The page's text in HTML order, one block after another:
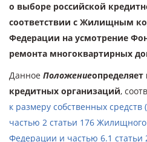
о выборе российской
соответствии с Жилищным
Федерации на усмотрение
ремонта многоквартирных
Данное Положениеопределяет
кредитных организаций,
к размеру собственных
частью 2 статьи 176 Жилищного
Федерации и частью 6.1 статьи